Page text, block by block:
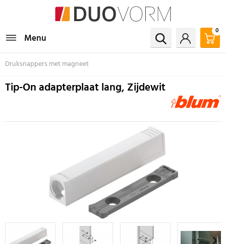
Menu
0
Druksnappers met magneet
Tip-On adapterplaat lang, Zijdewit